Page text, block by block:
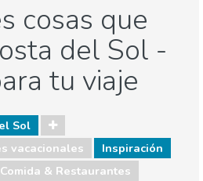
cosas que
del Sol -
tu viaje
Sol
vacacionales
Inspiración
Comida & Restaurantes